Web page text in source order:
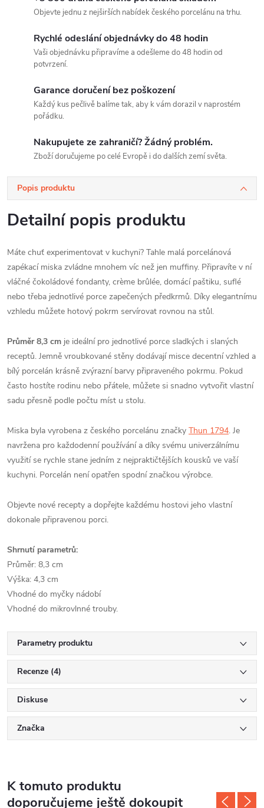
Objevte jednu z nejširších nabídek českého porcelánu na trhu.
Rychlé odeslání objednávky do 48 hodin
Vaši objednávku připravíme a odešleme do 48 hodin od
potvrzení.
Garance doručení bez poškození
Každý kus pečlivě balíme tak, aby k vám dorazil v naprostém
pořádku.
Nakupujete ze zahraničí? Žádný problém.
Zboží doručujeme po celé Evropě i do dalších zemí světa.
Popis produktu
Detailní popis produktu
Máte chuť experimentovat v kuchyni? Tahle malá porcelánová
zapékací miska zvládne mnohem víc než jen muffiny. Připravíte v ní
vláčné čokoládové fondanty, crème brûlée, domácí paštiku, suflé
nebo třeba jednotlivé porce zapečených předkrmů. Díky elegantnímu
vzhledu můžete hotový pokrm servírovat rovnou na stůl.
Průměr 8,3 cm je ideální pro jednotlivé porce sladkých i slaných
receptů. Jemně vroubkované stěny dodávají misce decentní vzhled a
bílý porcelán krásně zvýrazní barvy připraveného pokrmu. Pokud
často hostíte rodinu nebo přátele, můžete si snadno vytvořit vlastní
sadu přesně podle počtu míst u stolu.
Miska byla vyrobena z českého porcelánu značky Thun 1794. Je
navržena pro každodenní používání a díky svému univerzálnímu
využití se rychle stane jedním z nejpraktičtějších kousků ve vaší
kuchyni. Porcelán není opatřen spodní značkou výrobce.
Objevte nové recepty a dopřejte každému hostovi jeho vlastní
dokonale připravenou porci.
Shrnutí parametrů:
Průměr: 8,3 cm
Výška: 4,3 cm
Vhodné do myčky nádobí
Vhodné do mikrovlnné trouby.
Parametry produktu
Recenze (4)
Diskuse
Značka
K tomuto produktu
doporučujeme ještě dokoupit